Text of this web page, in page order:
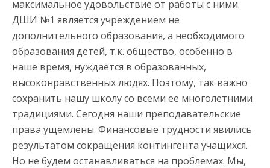
максимальное удовольствие от работы с ними.
ДШИ №1 является учреждением не
дополнительного образования, а необходимого
образования детей, т.к. общество, особенно в
наше время, нуждается в образованных,
высоконравственных людях. Поэтому, так важно
сохранить нашу школу со всеми ее многолетними
традициями. Сегодня наши преподавательские
права ущемлены. Финансовые трудности явились
результатом сокращения контингента учащихся.
Но не будем останавливаться на проблемах. Мы,